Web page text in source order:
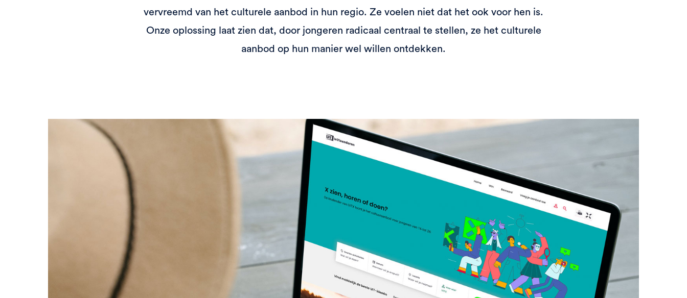
vervreemd van het culturele aanbod in hun regio. Ze voelen niet dat het ook voor hen is.
Onze oplossing laat zien dat, door jongeren radicaal centraal te stellen, ze het culturele
aanbod op hun manier wel willen ontdekken.